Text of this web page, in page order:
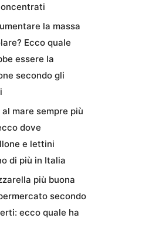
la massa
Ecco quale
essere la
secondo gli
mare sempre più
dove
e lettini
di più in Italia
più buona
secondo
ecco quale ha